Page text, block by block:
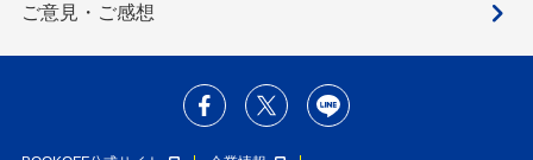
ご意見・ご感想